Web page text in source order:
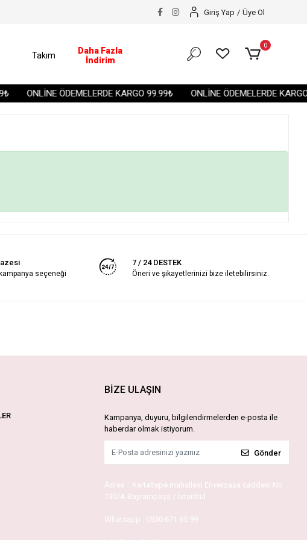
ONLİNE ÖDEMELERDE KARGO 99.99₺ ONLİNE ÖDEMELERDE
Giriş Yap / Üye Ol
Takım
Daha Fazla
İndirim
0
seçeneği
7 / 24 DESTEK
Öneri ve şikayetlerinizi bize iletebilirsiniz.
BİZE ULAŞIN
Kampanya, duyuru, bilgilendirmelerden e-posta ile
haberdar olmak istiyorum.
Gönder
Adres : Kartaltepe mahallesi Enverpaşa caddesi No
130/A Bayrampaşa / İstanbul
Whatsapp : 0530 671 65 99